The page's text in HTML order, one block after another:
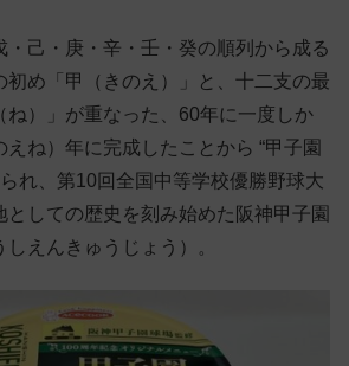
・己・庚・辛・壬・癸の順列から成る
初め「甲（きのえ）」と、十二支の最
ね）」が重なった、60年に一度しか
ね）年に完成したことから “甲子園
れ、第10回全国中等学校優勝野球大
しての歴史を刻み始めた阪神甲子園
えんきゅうじょう）。